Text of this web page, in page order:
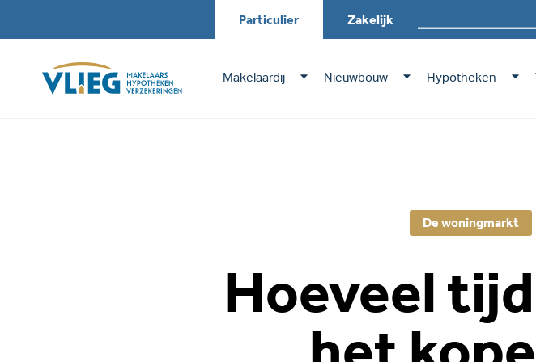
Particulier Zakelijk
Makelaardij Nieuwbouw Hypotheken
De woningmarkt
Hoeveel